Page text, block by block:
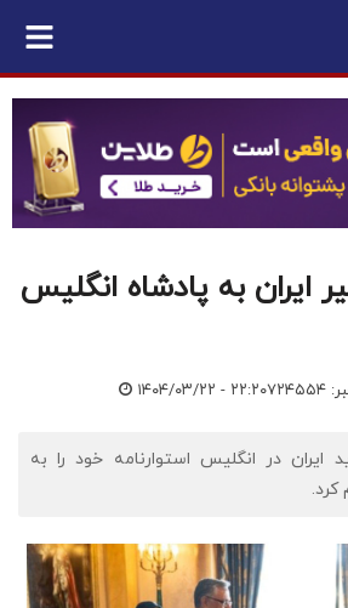
ایران به پادشاه انگلیس
۱۴۰۴/۰۳/۲۲ - ۲۲:۲۰
ایران در انگلیس استوارنامه خود را به
کرد.